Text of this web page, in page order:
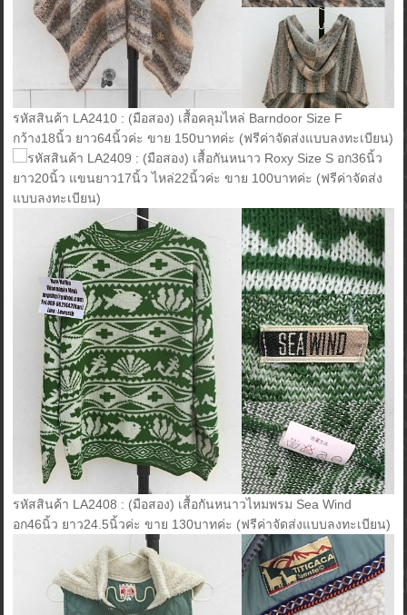
รหัสสินค้า LA2410 : (มือสอง) เสื้อคลุมไหล่ Barndoor Size F
กว้าง18นิ้ว ยาว64นิ้วค่ะ ขาย 150บาทค่ะ (ฟรีค่าจัดส่งแบบลงทะเบียน)
รหัสสินค้า LA2409 : (มือสอง) เสื้อกันหนาว Roxy Size S อก36นิ้ว
ยาว20นิ้ว แขนยาว17นิ้ว ไหล่22นิ้วค่ะ ขาย 100บาทค่ะ (ฟรีค่าจัดส่ง
แบบลงทะเบียน)
รหัสสินค้า LA2408 : (มือสอง) เสื้อกันหนาวไหมพรม Sea Wind
อก46นิ้ว ยาว24.5นิ้วค่ะ ขาย 130บาทค่ะ (ฟรีค่าจัดส่งแบบลงทะเบียน)